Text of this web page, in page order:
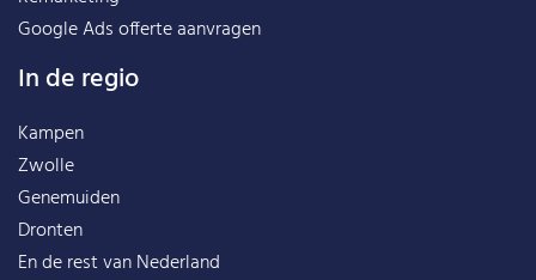
Google Ads offerte aanvragen
In de regio
Kampen
Zwolle
Genemuiden
Dronten
En de rest vanNederland